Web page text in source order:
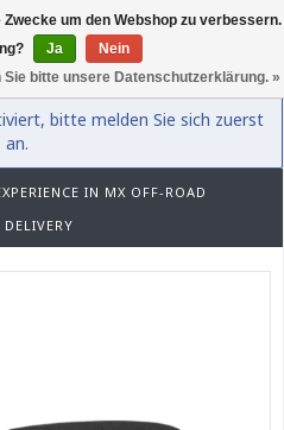
0
bitte melden Sie sich zuerst
an.
IN MX OFF-ROAD
DELIVERY
um den Webshop zu verbessern.
Ja
Nein
bitte unsere Datenschutzerklärung. »